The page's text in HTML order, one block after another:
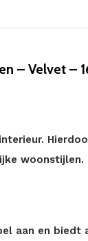
– Velvet –
woonstijlen.
aan en biedt